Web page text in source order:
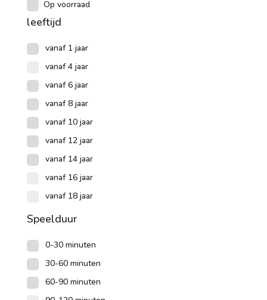
Op voorraad
leeftijd
vanaf 1 jaar
vanaf 4 jaar
vanaf 6 jaar
vanaf 8 jaar
vanaf 10 jaar
vanaf 12 jaar
vanaf 14 jaar
vanaf 16 jaar
vanaf 18 jaar
Speelduur
0-30 minuten
30-60 minuten
60-90 minuten